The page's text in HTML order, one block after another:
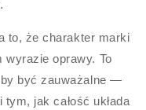
to, że charakter marki
wyrazie oprawy. To
być zauważalne —
jak całość układa